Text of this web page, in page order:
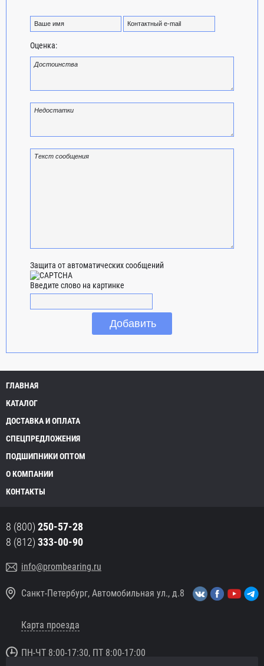
Оценка:
Защита от автоматических сообщений
Введите слово на картинке
ГЛАВНАЯ
КАТАЛОГ
ДОСТАВКА И ОПЛАТА
СПЕЦПРЕДЛОЖЕНИЯ
ПОДШИПНИКИ ОПТОМ
О КОМПАНИИ
КОНТАКТЫ
8 (800) 250-57-28
8 (812) 333-00-90
info@prombearing.ru
Санкт-Петербург, Автомобильная ул., д.8
Карта проезда
ПН-ЧТ 8:00-17:30, ПТ 8:00-17:00